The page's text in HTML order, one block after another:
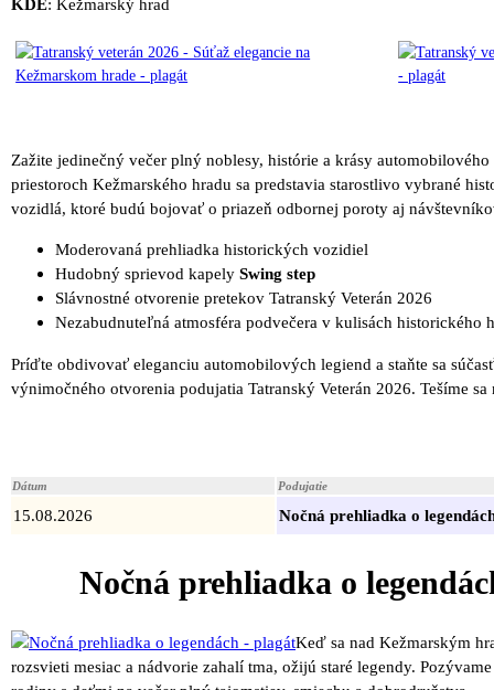
Zažite jedinečný večer plný noblesy, histórie a krásy
priestoroch Kežmarského hradu sa predstavia starostlivo vybrané
vozidlá, ktoré budú bojovať o priazeň odbornej poroty aj
Moderovaná prehliadka historických vozidiel
Hudobný sprievod kapely Swing step
Slávnostné otvorenie pretekov Tatranský Veterán 2026
Nezabudnuteľná atmosféra podvečera v kulisách historického
Príďte obdivovať eleganciu automobilových legiend a staňte sa
výnimočného otvorenia podujatia Tatranský Veterán 2026. Tešíme sa
Dátum Podujatie
15.08.2026 Nočná prehliadka o
Nočná prehliadka o
Keď sa nad Kežmarským
rozsvieti mesiac a nádvorie zahalí tma, ožijú staré legendy.